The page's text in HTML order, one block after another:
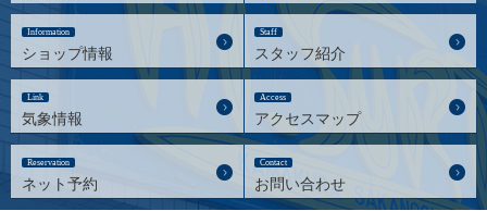
Information
ショップ情報
Staff
スタッフ紹介
Link
気象情報
Access
アクセスマップ
Reservation
ネット予約
Contact
お問い合わせ